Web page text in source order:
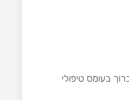
בעומס טיפולי